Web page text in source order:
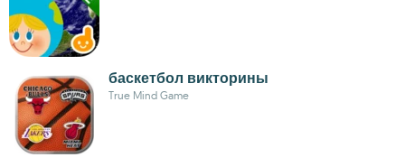
баскетбол викторины
True Mind Game